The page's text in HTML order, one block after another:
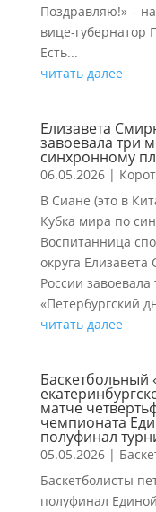
Поздравляю!» –
вице-губернатор
Есть...
читать далее
Елизавета
завоевала три
синхронному
06.05.2026|
В Сиане (это в
Кубка мира по
Воспитанница
округа
России
«Петербургский
читать далее
Баскетбольный
матче
чемпионата
полуфинал
05.05.2026|
Баскетболисты
полуфинал